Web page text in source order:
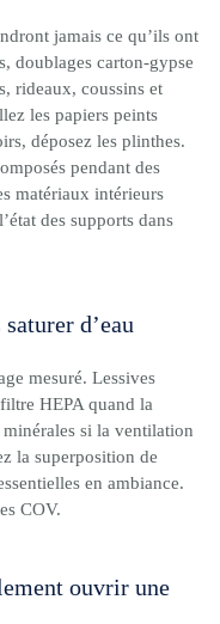
jamais ce qu’ils ont
doublages carton-gypse
rideaux, coussins et
les papiers peints
déposez les plinthes.
pendant des
matériaux intérieurs
des supports dans
d’eau
mesuré. Lessives
HEPA quand la
minérales si la ventilation
la superposition de
en ambiance.
COV.
ouvrir une